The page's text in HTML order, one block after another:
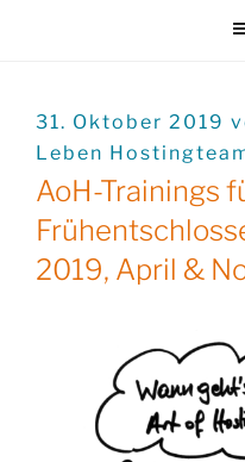
VERÖFFENTLICHT
31. Oktober 2019
Leben
AoH-Trainings
2019, April &